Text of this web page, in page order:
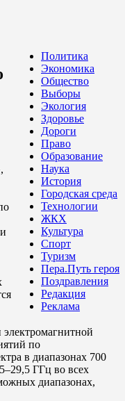
Политика
Экономика
Общество
Выборы
Экология
Здоровье
Дороги
Право
Образование
Наука
История
Городская среда
Технологии
ЖКХ
Культура
Спорт
Туризм
Пера.Путь героя
Поздравления
Редакция
Реклама
электромагнитной
по
в диапазонах 700
ГГц во всех
диапазонах,